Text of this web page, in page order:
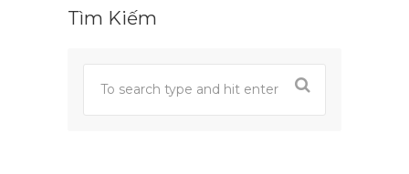
Tìm Kiếm